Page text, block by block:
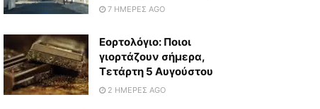
7 ΗΜΈΡΕΣ AGO
Εορτολόγιο: Ποιοι
γιορτάζουν σήμερα,
Τετάρτη 5 Αυγούστου
2 ΗΜΈΡΕΣ AGO